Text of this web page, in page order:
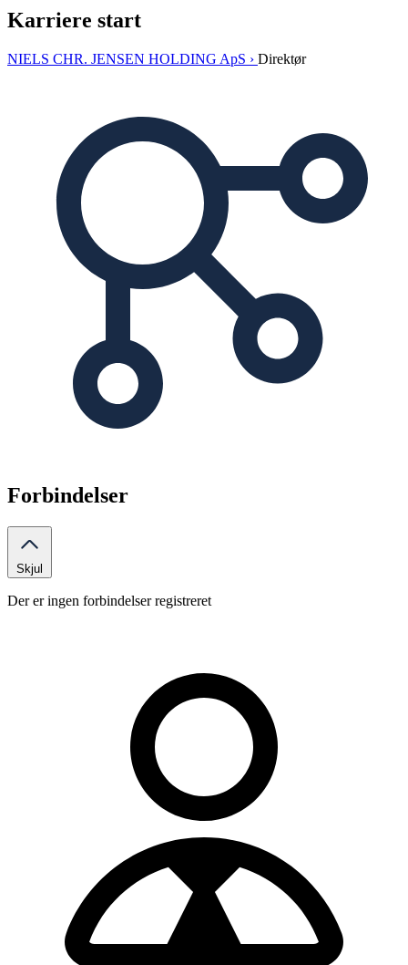
Karriere start
NIELS CHR. JENSEN HOLDING ApS › Direktør
Forbindelser
Skjul
Der er ingen forbindelser registreret